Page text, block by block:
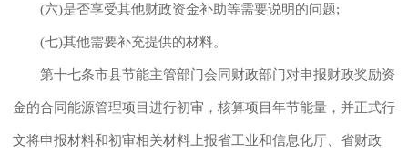
(六)是否享受其他财政资金补助等需要说明的问题;
(七)其他需要补充提供的材料。
第十七条市县节能主管部门会同财政部门对申报财政奖励资
金的合同能源管理项目进行初审，核算项目年节能量，并正式行
文将申报材料和初审相关材料上报省工业和信息化厅、省财政